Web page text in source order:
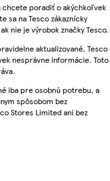
chcete poradiť o akýchkoľvek
sa na Tesco zákaznícky
nie je výrobok značky Tesco.
aktualizované, Tesco
nesprávne informácie. Toto
iba pre osobnú potrebu, a
spôsobom bez
Stores Limited ani bez